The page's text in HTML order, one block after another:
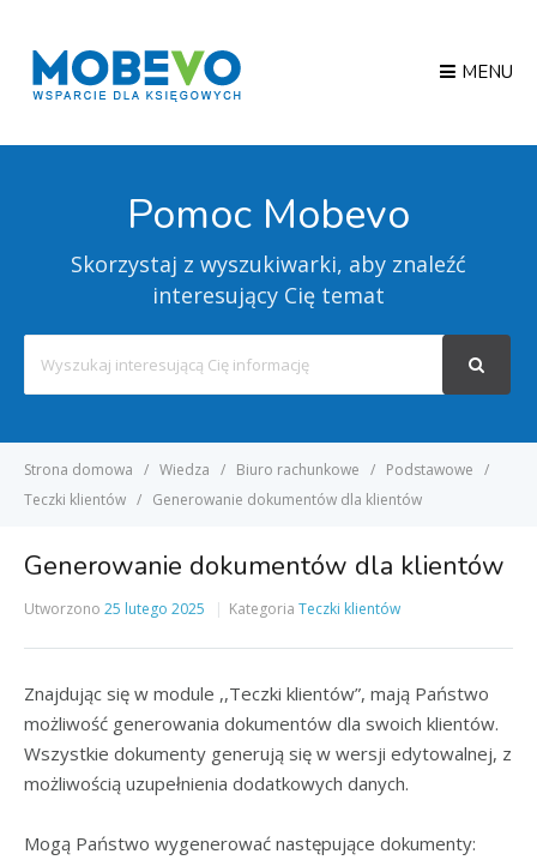
MENU
Pomoc Mobevo
Skorzystaj z wyszukiwarki, aby znaleźć
interesujący Cię temat
For
Strona domowa Wiedza Biuro rachunkowe
Podstawowe
Teczki klientów
Generowanie dokumentów dla klientów
Generowanie dokumentów dla klientów
Utworzono 25 lutego 2025 Kategoria Teczki klientów
Znajdując się w module ,,Teczki klientów”, mają Państwo
możliwość generowania dokumentów dla swoich klientów.
Wszystkie dokumenty generują się w wersji edytowalnej, z
możliwością uzupełnienia dodatkowych danych.
Mogą Państwo wygenerować następujące dokumenty: